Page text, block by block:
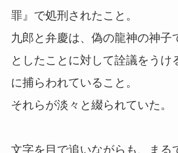
罪』で処刑されたこと。
九郎と弁慶は、偽の龍神の神子
としたことに対して詮議をうけ
に捕らわれていること。
それらが淡々と綴られていた。
文字を目で追いながらも、まる